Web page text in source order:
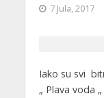
7 Jula, 2017
Iako su svi
„ Plava voda